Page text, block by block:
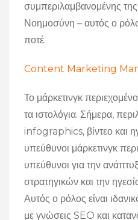
συμπεριλαμβανομένης
Νοημοσύνη – αυτός ο
ποτέ.
Content Marketing
Το μάρκετινγκ
τα ιστολόγια. Σήμερα,
infographics, βίντεο και
υπεύθυνοι μάρκετινγκ
υπεύθυνοι για την
στρατηγικών και την
Αυτός ο ρόλος είναι
με γνώσεις SEO και